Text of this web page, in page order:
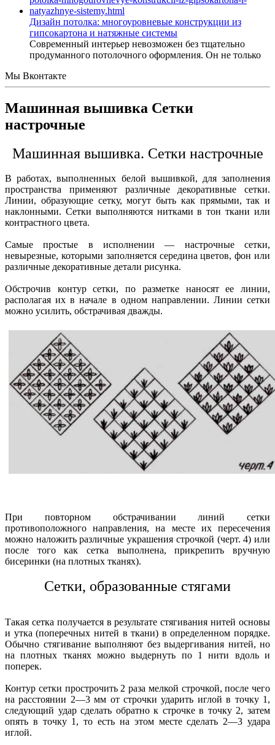
Дизайн потолка: многоуровневые конструкции из
гипсокартона и натяжные системы
Современный интерьер невозможен без тщательно
продуманного потолочного оформления. Он не только
Мы Вконтакте
Машинная вышивка Сетки
настрочные
Машинная вышивка. Сетки настрочные
В работах, выполненных белой вышивкой, для заполнения
пространства применяют различные декоративные сетки.
Линии, образующие сетку, могут быть как прямыми, так и
наклонными. Сетки выполняются нитками в тон ткани или
контрастного цвета.
Самые простые в исполнении — настрочные сетки,
невырезные, которыми заполняется середина цветов, фон или
различные декоративные детали рисунка.
Обстрочив контур сетки, по разметке наносят ее линии,
располагая их в начале в одном направлении. Линии сетки
можно усилить, обстрачивая дважды.
При повторном обстрачивании линий сетки
противоположного направления, на месте их пересечения
можно наложить различные украшения строчкой (черт. 4) или
после того как сетка выполнена, прикрепить вручную
бисеринки (на плотных тканях).
Сетки, образованные стягами
Такая сетка получается в результате стягивания нитей основы
и утка (поперечных нитей в ткани) в определенном порядке.
Обычно стягивание выполняют без выдергивания нитей, но
на плотных тканях можно выдернуть по 1 нити вдоль и
поперек.
Контур сетки прострочить 2 раза мелкой строчкой, после чего
на расстоянии 2—3 мм от строчки ударить иглой в точку 1,
следующий удар сделать обратно к строчке в точку 2, затем
опять в точку 1, то есть на этом месте сделать 2—3 удара
иглой.